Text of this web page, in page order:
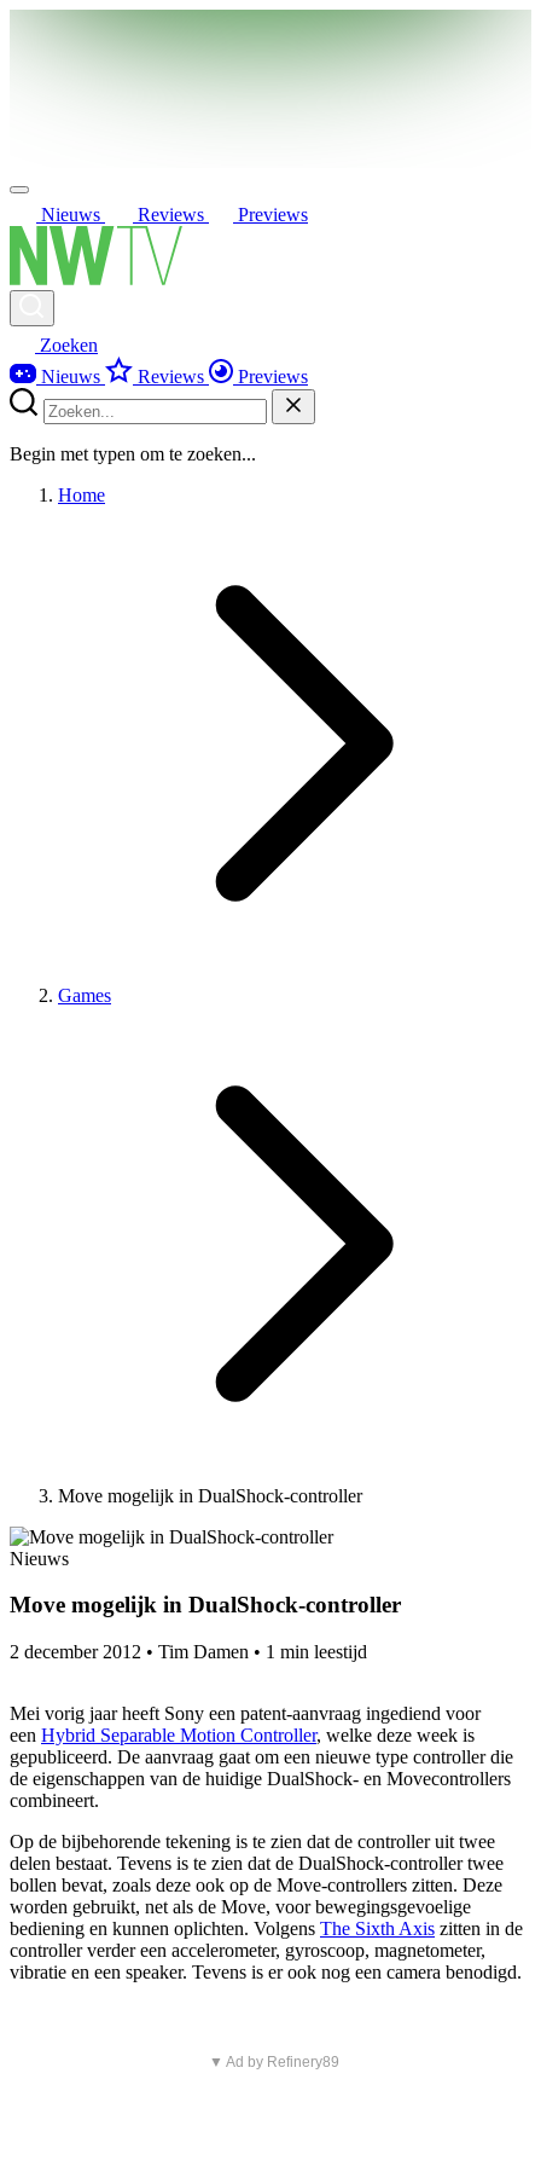
Nieuws Reviews Previews
Zoeken
Nieuws
Reviews Previews
Begin met typen om te zoeken...
Home
Games
Move mogelijk in DualShock-controller
Nieuws
Move mogelijk in DualShock-controller
2 december 2012 • Tim Damen • 1 min leestijd
Mei vorig jaar heeft Sony een patent-aanvraag ingediend voor
een Hybrid Separable Motion Controller, welke deze week is
gepubliceerd. De aanvraag gaat om een nieuwe type controller die
de eigenschappen van de huidige DualShock- en Movecontrollers
combineert.
Op de bijbehorende tekening is te zien dat de controller uit twee
delen bestaat. Tevens is te zien dat de DualShock-controller twee
bollen bevat, zoals deze ook op de Move-controllers zitten. Deze
worden gebruikt, net als de Move, voor bewegingsgevoelige
bediening en kunnen oplichten. Volgens The Sixth Axis zitten in de
controller verder een accelerometer, gyroscoop, magnetometer,
vibratie en een speaker. Tevens is er ook nog een camera benodigd.
▼ Ad by Refinery89